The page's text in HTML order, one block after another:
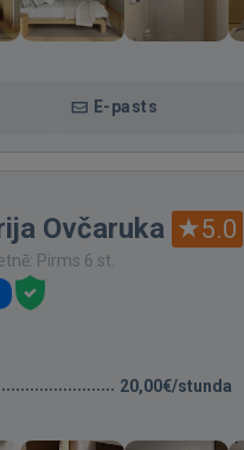
E-pasts
Ovčaruka 5.0
Pirms 6 st.
20,00€/stunda